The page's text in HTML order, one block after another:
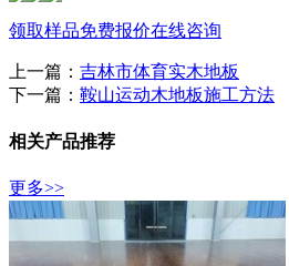
领取样品免费报价在线咨询
上一篇： 吉林市体育实木地板
下一篇： 鞍山运动木地板施工方法
相关产品推荐
更多>>